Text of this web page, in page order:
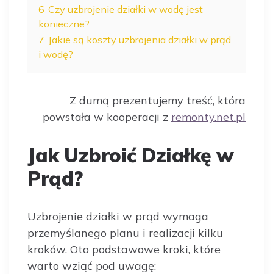
6 Czy uzbrojenie działki w wodę jest
konieczne?
7 Jakie są koszty uzbrojenia działki w prąd
i wodę?
Z dumą prezentujemy treść, która
powstała w kooperacji z remonty.net.pl
Jak Uzbroić Działkę w
Prąd?
Uzbrojenie działki w prąd wymaga
przemyślanego planu i realizacji kilku
kroków. Oto podstawowe kroki, które
warto wziąć pod uwagę: